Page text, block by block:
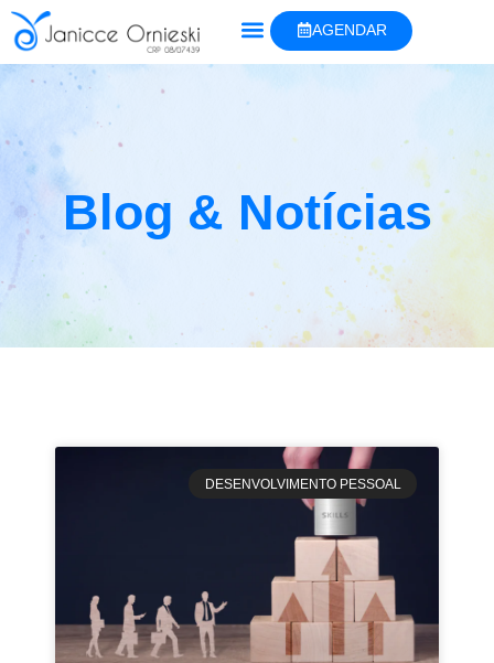
AGENDAR
Blog & Notícias
DESENVOLVIMENTO PESSOAL